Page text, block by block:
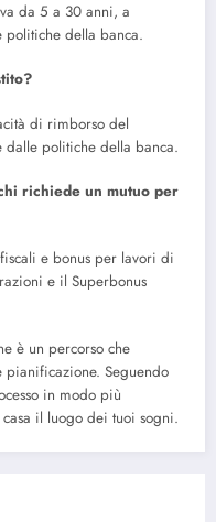
da 5 a 30 anni, a
politiche della banca.
di rimborso del
politiche della banca.
richiede un mutuo per
e bonus per lavori di
e il Superbonus
è un percorso che
Seguendo
in modo più
il luogo dei tuoi sogni.